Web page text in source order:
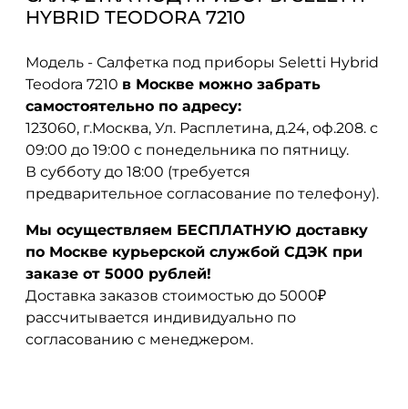
HYBRID TEODORA 7210
Модель - Салфетка под приборы Seletti Hybrid
Teodora 7210 в Москве можно забрать
самостоятельно по адресу:
123060, г.Москва, Ул. Расплетина, д.24, оф.208. с
09:00 до 19:00 с понедельника по пятницу.
В субботу до 18:00 (требуется
предварительное согласование по телефону).
Мы осуществляем БЕСПЛАТНУЮ доставку
по Москве курьерской службой СДЭК при
заказе от 5000 рублей!
Доставка заказов стоимостью до 5000₽
рассчитывается индивидуально по
согласованию с менеджером.